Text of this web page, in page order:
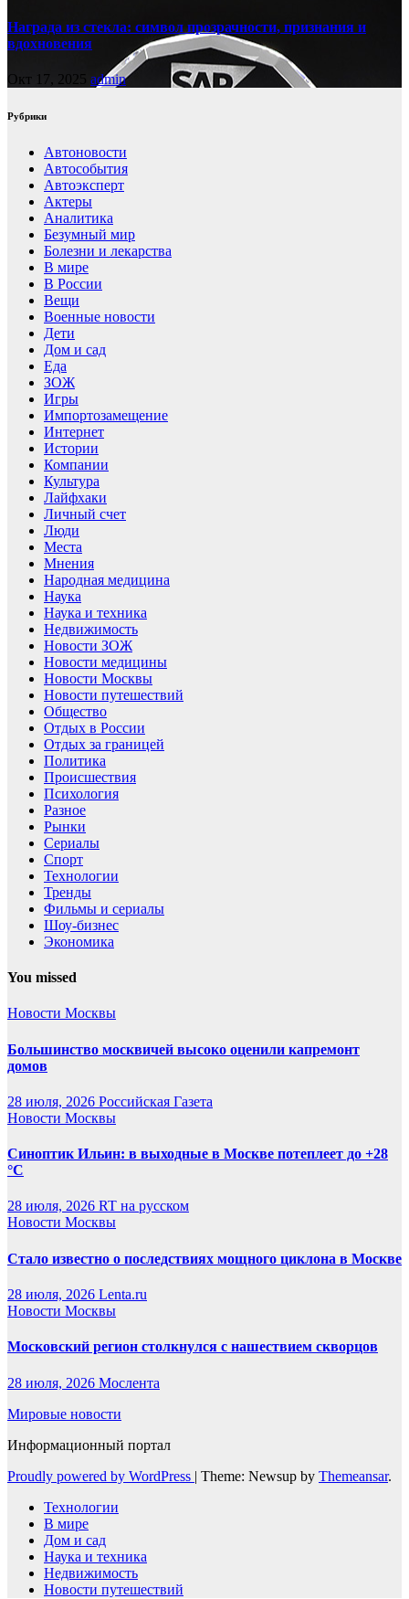
Награда из стекла: символ прозрачности, признания и
вдохновения
Окт 17, 2025 admin
Рубрики
Автоновости
Автособытия
Автоэксперт
Актеры
Аналитика
Безумный мир
Болезни и лекарства
В мире
В России
Вещи
Военные новости
Дети
Дом и сад
Еда
ЗОЖ
Игры
Импортозамещение
Интернет
Истории
Компании
Культура
Лайфхаки
Личный счет
Люди
Места
Мнения
Народная медицина
Наука
Наука и техника
Недвижимость
Новости ЗОЖ
Новости медицины
Новости Москвы
Новости путешествий
Общество
Отдых в России
Отдых за границей
Политика
Происшествия
Психология
Разное
Рынки
Сериалы
Спорт
Технологии
Тренды
Фильмы и сериалы
Шоу-бизнес
Экономика
You missed
Новости Москвы
Большинство москвичей высоко оценили капремонт
домов
28 июля, 2026 Российская Газета
Новости Москвы
Синоптик Ильин: в выходные в Москве потеплеет до +28
°C
28 июля, 2026 RT на русском
Новости Москвы
Стало известно о последствиях мощного циклона в Москве
28 июля, 2026 Lenta.ru
Новости Москвы
Московский регион столкнулся с нашествием скворцов
28 июля, 2026 Мослента
Мировые новости
Информационный портал
Proudly powered by WordPress | Theme: Newsup by Themeansar.
Технологии
В мире
Дом и сад
Наука и техника
Недвижимость
Новости путешествий